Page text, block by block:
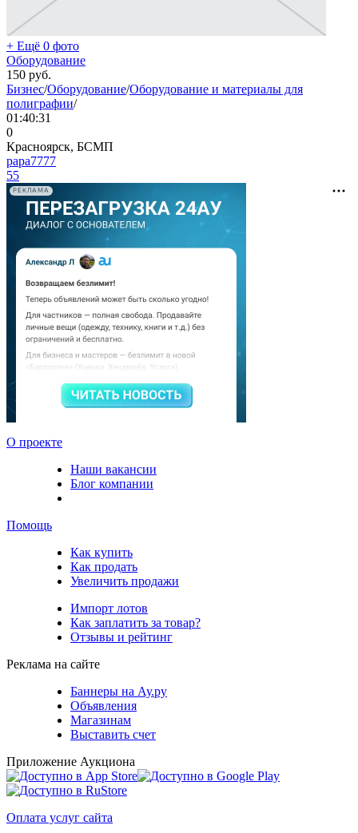
+ Ещё 0 фото
Оборудование
150 руб.
Бизнес/Оборудование/Оборудование и материалы для
полиграфии/
01:40:31
0
Красноярск, БСМП
papa7777
55
РЕКЛАМА
О проекте
Наши вакансии
Блог компании
Помощь
Как купить
Как продать
Увеличить продажи
Импорт лотов
Как заплатить за товар?
Отзывы и рейтинг
Реклама на сайте
Баннеры на Ау.ру
Объявления
Магазинам
Выставить счет
Приложение Аукциона
Оплата услуг сайта